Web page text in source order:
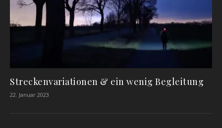
Streckenvariationen & ein wenig Begleitung
22. Januar 2023